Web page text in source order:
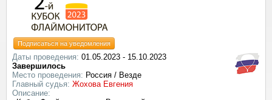
Подписаться на уведомления
Даты проведения: 01.05.2023 - 15.10.2023
Завершилось
Место проведения: Россия / Везде
Главный судья: Жохова Евгения
Описание: